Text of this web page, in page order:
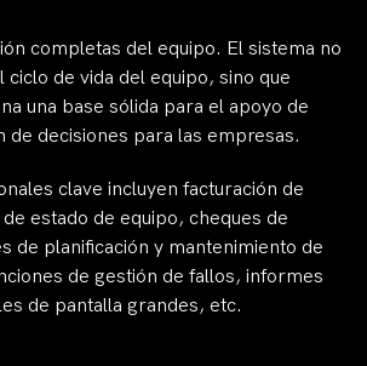
completas del equipo. El sistema no
ciclo de vida del equipo, sino que
una base sólida para el apoyo de
de decisiones para las empresas.
clave incluyen facturación de
estado de equipo, cheques de
de planificación y mantenimiento de
de gestión de fallos, informes
de pantalla grandes, etc.